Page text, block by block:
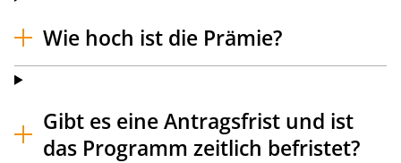
Wie hoch ist die Prämie?
Gibt es eine Antragsfrist und ist
das Programm zeitlich befristet?